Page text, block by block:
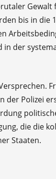
bis in die
in der
der Polizei
die die
Staaten.